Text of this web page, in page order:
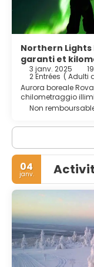
Northern
garanti et
3 janv. 2025
2 Entrées ( Adulti
Aurora boreale
chilometraggio
Non
04
janv.